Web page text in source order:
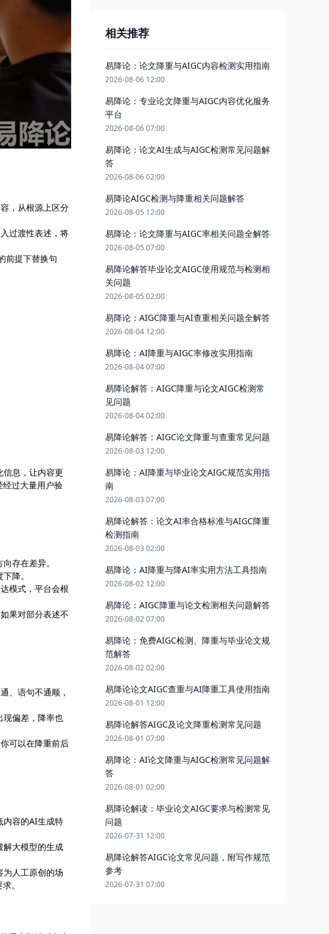
，从根源上区分
过渡性表述，将
前提下替换句
信息，让内容更
过大量用户验
存在差异。
降。
模式，平台会根
果对部分表述不
、语句不通顺，
现偏差，降率也
可以在降重前后
内容的AI生成特
解大模型的生成
为人工原创的场
。
相关推荐
易降论：论文降重与AIGC内容检测实用指南
2026-08-06 12:00
易降论：专业论文降重与AIGC内容优化服务
平台
2026-08-06 07:00
易降论：论文AI生成与AIGC检测常见问题解
答
2026-08-06 02:00
易降论AIGC检测与降重相关问题解答
2026-08-05 12:00
易降论：论文降重与AIGC率相关问题全解答
2026-08-05 07:00
易降论解答毕业论文AIGC使用规范与检测相
关问题
2026-08-05 02:00
易降论：AIGC降重与AI查重相关问题全解答
2026-08-04 12:00
易降论：AI降重与AIGC率修改实用指南
2026-08-04 07:00
易降论解答：AIGC降重与论文AIGC检测常
见问题
2026-08-04 02:00
易降论解答：AIGC论文降重与查重常见问题
2026-08-03 12:00
易降论：AI降重与毕业论文AIGC规范实用指
南
2026-08-03 07:00
易降论解答：论文AI率合格标准与AIGC降重
检测指南
2026-08-03 02:00
易降论：AI降重与降AI率实用方法工具指南
2026-08-02 12:00
易降论：AIGC降重与论文检测相关问题解答
2026-08-02 07:00
易降论：免费AIGC检测、降重与毕业论文规
范解答
2026-08-02 02:00
易降论论文AIGC查重与AI降重工具使用指南
2026-08-01 12:00
易降论解答AIGC及论文降重检测常见问题
2026-08-01 07:00
易降论：AI论文降重与AIGC检测常见问题解
答
2026-08-01 02:00
易降论解读：毕业论文AIGC要求与检测常见
问题
2026-07-31 12:00
易降论解答AIGC论文常见问题，附写作规范
参考
2026-07-31 07:00